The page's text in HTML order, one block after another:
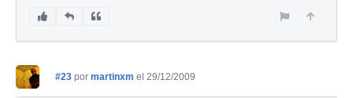
#23 por martinxm el 29/12/2009